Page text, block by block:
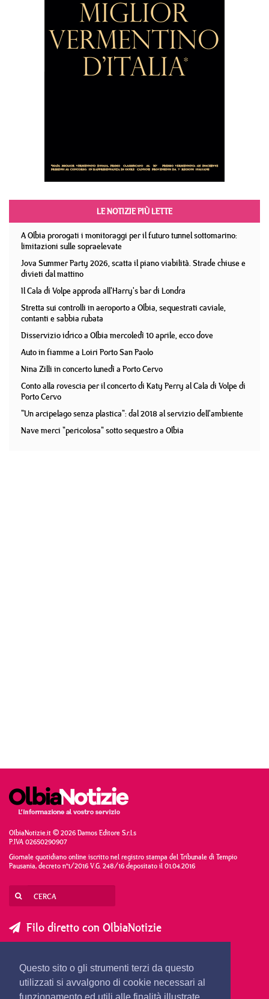
Questo sito o gli strumenti terzi da questo
utilizzati si avvalgono di cookie necessari al
LE NOTIZIE PIÙ LETTE
A Olbia prorogati i monitoraggi per il futuro tunnel sottomarino:
limitazioni sulle sopraelevate
Jova Summer Party 2026, scatta il piano viabilità. Strade chiuse e
divieti dal mattino
Il Cala di Volpe approda all'Harry's bar di Londra
Stretta sui controlli in aeroporto a Olbia, sequestrati caviale,
contanti e sabbia rubata
Disservizio idrico a Olbia mercoledì 10 aprile, ecco dove
Auto in fiamme a Loiri Porto San Paolo
Nina Zilli in concerto lunedì a Porto Cervo
Conto alla rovescia per il concerto di Katy Perry al Cala di Volpe di
Porto Cervo
"Un arcipelago senza plastica": dal 2018 al servizio dell'ambiente
Nave merci "pericolosa" sotto sequestro a Olbia
OlbiaNotizie.it © 2026 Damos Editore S.r.l.s
P.IVA 02650290907
Giornale quotidiano online iscritto nel registro stampa del Tribunale di Tempio
Pausania, decreto n°1/2016 V.G. 248/16 depositato il 01.04.2016
Filo diretto con OlbiaNotizie
SEGNALA UNA NOTIZIA
SEGNALA UN EVENTO